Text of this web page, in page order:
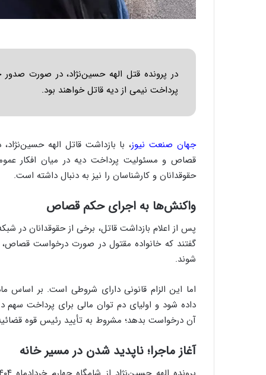
در پرونده قتل الهه حسین‌نژاد، در صورت
پرداخت نیمی از دیه قاتل خواهند بود.
جهان صنعت نیوز
قصاص و مسئولیت پرداخت دیه در میان افکار
حقوقدانان و کارشناسان را نیز به دنبال داشته است.
واکنش‌ها به اجرای حکم قصاص
گفتند که خانواده مقتول در صورت درخواست
شوند.
اما این الزام قانونی دارای شروطی است. بر
داده شود و اولیای دم توان مالی برای پرداخت سهم
آن درخواست بدهد؛ مشروط به تأیید رئیس قوه
آغاز ماجرا؛ ناپدید شدن در مسیر خانه